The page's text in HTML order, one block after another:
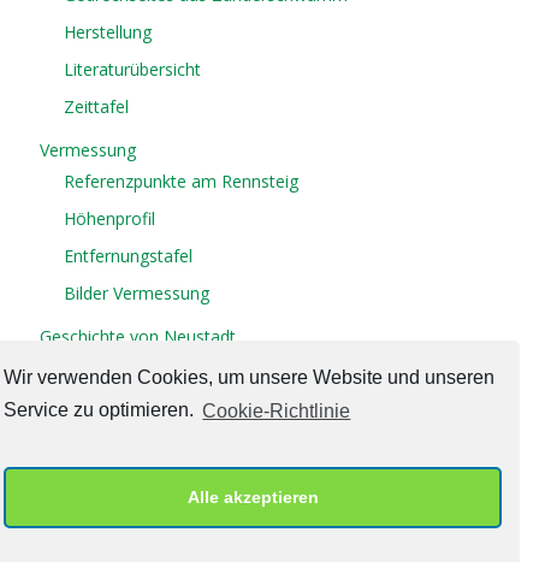
Wir verwenden Cookies, um unsere Website und unseren
Service zu optimieren. Cookie-Richtlinie
Alle akzeptieren
Herstellung
Literaturübersicht
Zeittafel
Vermessung
Referenzpunkte am Rennsteig
Höhenprofil
Entfernungstafel
Bilder Vermessung
Geschichte von Neustadt
Kontakt
Gästebuch
Cookie-Richtlinie (EU)